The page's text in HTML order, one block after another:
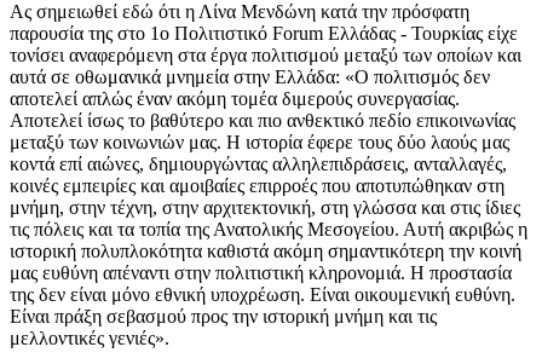
Ας σημειωθεί εδώ ότι η Λίνα Μενδώνη κατά την πρόσφατη
παρουσία της στο 1ο Πολιτιστικό Forum Ελλάδας - Τουρκίας είχε
τονίσει αναφερόμενη στα έργα πολιτισμού μεταξύ των οποίων και
αυτά σε οθωμανικά μνημεία στην Ελλάδα: «Ο πολιτισμός δεν
αποτελεί απλώς έναν ακόμη τομέα διμερούς συνεργασίας.
Αποτελεί ίσως το βαθύτερο και πιο ανθεκτικό πεδίο επικοινωνίας
μεταξύ των κοινωνιών μας. Η ιστορία έφερε τους δύο λαούς μας
κοντά επί αιώνες, δημιουργώντας αλληλεπιδράσεις, ανταλλαγές,
κοινές εμπειρίες και αμοιβαίες επιρροές που αποτυπώθηκαν στη
μνήμη, στην τέχνη, στην αρχιτεκτονική, στη γλώσσα και στις ίδιες
τις πόλεις και τα τοπία της Ανατολικής Μεσογείου. Αυτή ακριβώς η
ιστορική πολυπλοκότητα καθιστά ακόμη σημαντικότερη την κοινή
μας ευθύνη απέναντι στην πολιτιστική κληρονομιά. Η προστασία
της δεν είναι μόνο εθνική υποχρέωση. Είναι οικουμενική ευθύνη.
Είναι πράξη σεβασμού προς την ιστορική μνήμη και τις
μελλοντικές γενιές».